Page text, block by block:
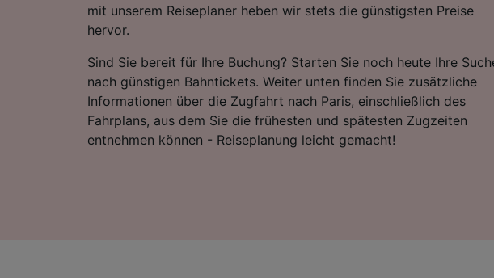
mit unserem Reiseplaner heben wir stets die günstigsten Preise
hervor.
Sind Sie bereit für Ihre Buchung? Starten Sie noch heute Ihre
nach günstigen Bahntickets. Weiter unten finden Sie zusätzliche
Informationen über die Zugfahrt nach Paris, einschließlich des
Fahrplans, aus dem Sie die frühesten und spätesten Zugzeiten
entnehmen können - Reiseplanung leicht gemacht!